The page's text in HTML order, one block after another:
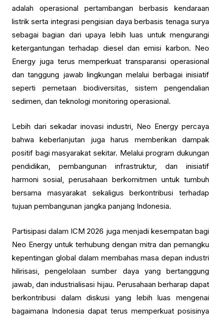
adalah operasional pertambangan berbasis kendaraan
listrik serta integrasi pengisian daya berbasis tenaga surya
sebagai bagian dari upaya lebih luas untuk mengurangi
ketergantungan terhadap diesel dan emisi karbon. Neo
Energy juga terus memperkuat transparansi operasional
dan tanggung jawab lingkungan melalui berbagai inisiatif
seperti pemetaan biodiversitas, sistem pengendalian
sedimen, dan teknologi monitoring operasional.
Lebih dari sekadar inovasi industri, Neo Energy percaya
bahwa keberlanjutan juga harus memberikan dampak
positif bagi masyarakat sekitar. Melalui program dukungan
pendidikan, pembangunan infrastruktur, dan inisiatif
harmoni sosial, perusahaan berkomitmen untuk tumbuh
bersama masyarakat sekaligus berkontribusi terhadap
tujuan pembangunan jangka panjang Indonesia.
Partisipasi dalam ICM 2026 juga menjadi kesempatan bagi
Neo Energy untuk terhubung dengan mitra dan pemangku
kepentingan global dalam membahas masa depan industri
hilirisasi, pengelolaan sumber daya yang bertanggung
jawab, dan industrialisasi hijau. Perusahaan berharap dapat
berkontribusi dalam diskusi yang lebih luas mengenai
bagaimana Indonesia dapat terus memperkuat posisinya